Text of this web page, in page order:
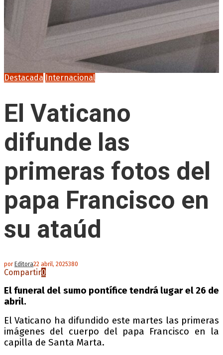
Destacada Internacional
El Vaticano
difunde las
primeras fotos del
papa Francisco en
su ataúd
porEditora22 abril, 2025380
Compartir0
El funeral del sumo pontífice tendrá lugar el 26 de
abril.
El Vaticano ha difundido este martes las primeras
imágenes del cuerpo del papa Francisco en la
capilla de Santa Marta.